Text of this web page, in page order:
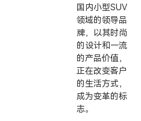
国内小型SUV
领域的领导品
牌，以其时尚
的设计和一流
的产品价值，
正在改变客户
的生活方式，
成为变革的标
志。